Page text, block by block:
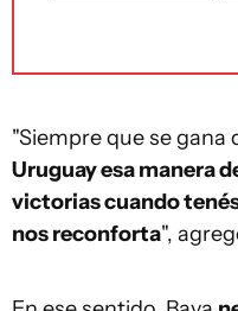
"Siempre que se gana
Uruguay esa manera
victorias cuando
nos reconforta",